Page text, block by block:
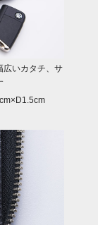
広いカタチ、サ